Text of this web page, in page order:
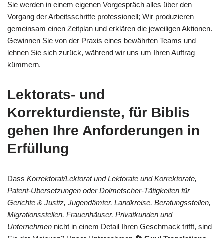
Sie werden in einem eigenen Vorgespräch alles über den
Vorgang der Arbeitsschritte professionell; Wir produzieren
gemeinsam einen Zeitplan und erklären die jeweiligen Aktionen.
Gewinnen Sie von der Praxis eines bewährten Teams und
lehnen Sie sich zurück, während wir uns um Ihren Auftrag
kümmern.
Lektorats- und
Korrekturdienste, für Biblis
gehen Ihre Anforderungen in
Erfüllung
Dass Korrektorat/Lektorat und Lektorate und Korrektorate,
Patent-Übersetzungen oder Dolmetscher-Tätigkeiten für
Gerichte & Justiz, Jugendämter, Landkreise, Beratungsstellen,
Migrationsstellen, Frauenhäuser, Privatkunden und
Unternehmen nicht in einem Detail Ihren Geschmack trifft, sind